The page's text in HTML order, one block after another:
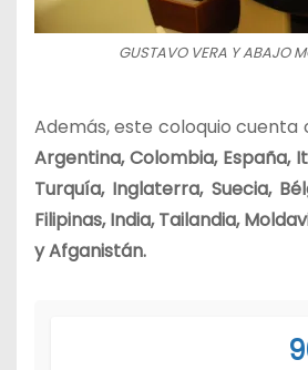
GUSTAVO VERA Y ABAJO
Además, este coloquio
Argentina, Colombia, España,
Turquía, Inglaterra, Suecia,
Filipinas, India, Tailandia,
y Afganistán.